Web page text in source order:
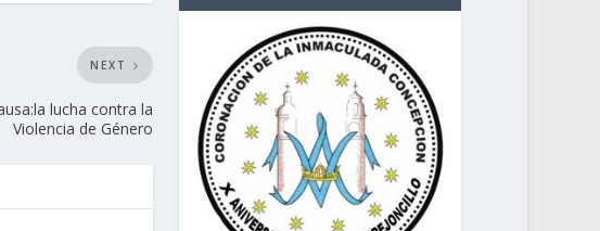
NEXT
lucha contra la
Violencia de Género